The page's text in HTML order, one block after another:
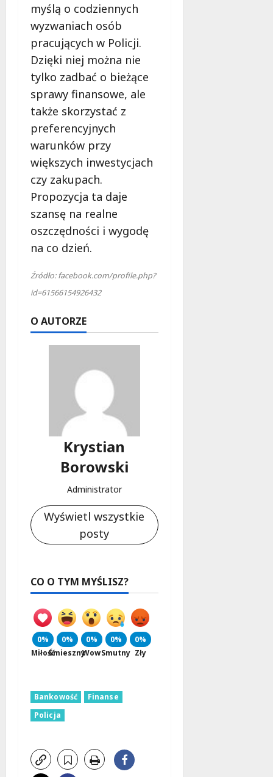
myślą o codziennych
wyzwaniach osób
pracujących w Policji.
Dzięki niej można nie
tylko zadbać o bieżące
sprawy finansowe, ale
także skorzystać z
preferencyjnych
warunków przy
większych inwestycjach
czy zakupach.
Propozycja ta daje
szansę na realne
oszczędności i wygodę
na co dzień.
Źródło: facebook.com/profile.php?
id=61566154926432
O AUTORZE
Krystian
Borowski
Administrator
Wyświetl wszystkie
posty
CO O TYM MYŚLISZ?
0%
Miłość
0%
Śmieszny
0%
Wow
0%
Smutny
0%
Zły
Bankowość
Finanse
Policja